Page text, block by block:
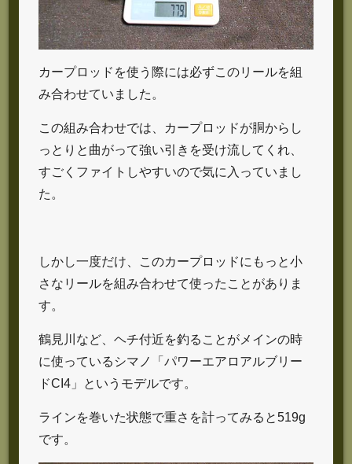
カープロッドを使う際には必ずこのリールを組
み合わせていました。
この組み合わせでは、カープロッドが胴からし
っとりと曲がって強い引きを受け流してくれ、
すごくファイトしやすいので気に入っていまし
た。
しかし一度だけ、このカープロッドにもっと小
さなリールを組み合わせて使ったことがありま
す。
鶴見川など、ヘチ付近を釣ることがメインの時
に使っているシマノ「パワーエアロアルブリー
ドCI4」というモデルです。
ラインを巻いた状態で重さを計ってみると519g
です。